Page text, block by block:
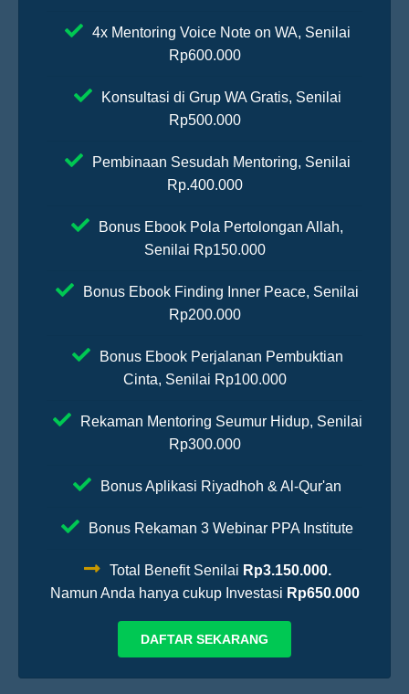
4x Mentoring Voice Note on WA, Senilai
Rp600.000
Konsultasi di Grup WA Gratis, Senilai
Rp500.000
Pembinaan Sesudah Mentoring, Senilai
Rp.400.000
Bonus Ebook Pola Pertolongan Allah,
Senilai Rp150.000
Bonus Ebook Finding Inner Peace, Senilai
Rp200.000
Bonus Ebook Perjalanan Pembuktian
Cinta, Senilai Rp100.000
Rekaman Mentoring Seumur Hidup, Senilai
Rp300.000
Bonus Aplikasi Riyadhoh & Al-Qur'an
Bonus Rekaman 3 Webinar PPA Institute
Total Benefit Senilai Rp3.150.000.
Namun Anda hanya cukup Investasi Rp650.000
DAFTAR SEKARANG